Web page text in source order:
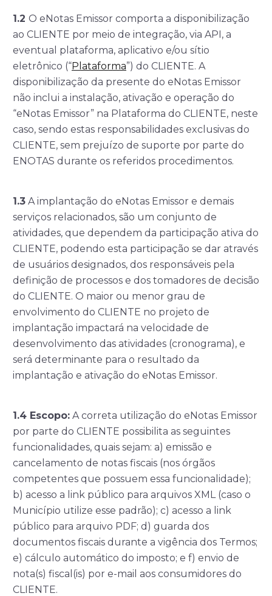
1.2 O eNotas Emissor comporta a disponibilização
ao CLIENTE por meio de integração, via API, a
eventual plataforma, aplicativo e/ou sítio
eletrônico (“Plataforma”) do CLIENTE. A
disponibilização da presente do eNotas Emissor
não inclui a instalação, ativação e operação do
“eNotas Emissor” na Plataforma do CLIENTE, neste
caso, sendo estas responsabilidades exclusivas do
CLIENTE, sem prejuízo de suporte por parte do
ENOTAS durante os referidos procedimentos.
1.3 A implantação do eNotas Emissor e demais
serviços relacionados, são um conjunto de
atividades, que dependem da participação ativa do
CLIENTE, podendo esta participação se dar através
de usuários designados, dos responsáveis pela
definição de processos e dos tomadores de decisão
do CLIENTE. O maior ou menor grau de
envolvimento do CLIENTE no projeto de
implantação impactará na velocidade de
desenvolvimento das atividades (cronograma), e
será determinante para o resultado da
implantação e ativação do eNotas Emissor.
1.4 Escopo: A correta utilização do eNotas Emissor
por parte do CLIENTE possibilita as seguintes
funcionalidades, quais sejam: a) emissão e
cancelamento de notas fiscais (nos órgãos
competentes que possuem essa funcionalidade);
b) acesso a link público para arquivos XML (caso o
Município utilize esse padrão); c) acesso a link
público para arquivo PDF; d) guarda dos
documentos fiscais durante a vigência dos Termos;
e) cálculo automático do imposto; e f) envio de
nota(s) fiscal(is) por e-mail aos consumidores do
CLIENTE.